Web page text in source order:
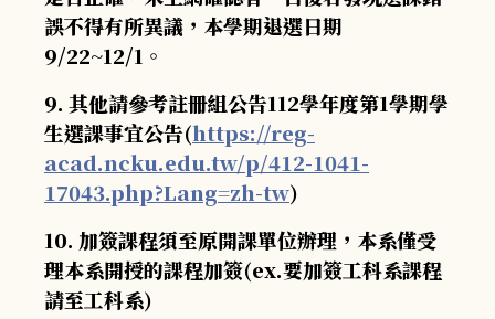
誤不得有所異議，本學期退選日期
9/22~12/1。
9. 其他請參考註冊組公告112學年度第1學期學
生選課事宜公告(https://reg-
acad.ncku.edu.tw/p/412-1041-
17043.php?Lang=zh-tw)
10. 加簽課程須至原開課單位辦理，本系僅受
理本系開授的課程加簽(ex.要加簽工科系課程
請至工科系)